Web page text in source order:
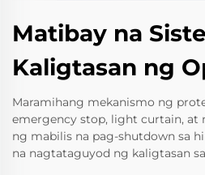
Matibay na
Kaligtasan ng
Maramihang mekanismo ng
emergency stop, light curtain, at
ng mabilis na pag-shutdown sa
na nagtataguyod ng kaligtasan